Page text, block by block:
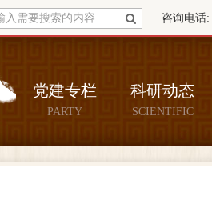
咨询电话:
党建专栏
PARTY
科研动态
SCIENTIFIC